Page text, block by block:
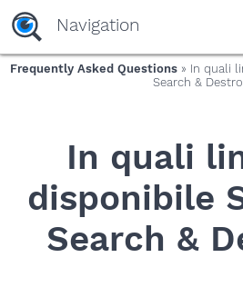
yaaaeag20
Navigation
Frequently Asked Questions » In quali
Search &
In quali
disponibile
Search &